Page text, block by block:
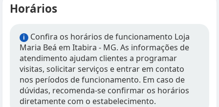
Horários
i
Confira os horários de funcionamento Loja
Maria Beá em Itabira - MG. As informações de
atendimento ajudam clientes a programar
visitas, solicitar serviços e entrar em contato
nos períodos de funcionamento. Em caso de
dúvidas, recomenda-se confirmar os horários
diretamente com o estabelecimento.